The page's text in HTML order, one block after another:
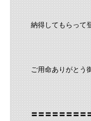
納得してもらって
ご用命ありがとう
〓〓〓〓〓〓〓〓